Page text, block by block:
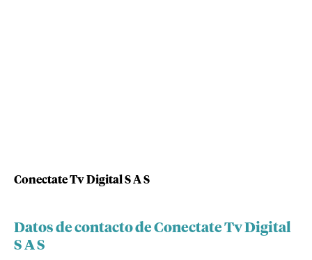
Conectate Tv Digital S A S
Datos de contacto de Conectate Tv Digital
S A S